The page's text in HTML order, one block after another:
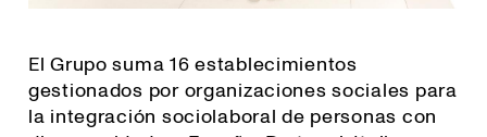
El Grupo suma 16 establecimientos
gestionados por organizaciones sociales para
la integración sociolaboral de personas con